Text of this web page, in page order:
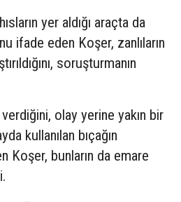
yer aldığı araçta da
ifade eden Koşer, zanlıların
soruşturmanın
olay yerine yakın bir
kullanılan bıçağın
Koşer, bunların da emare